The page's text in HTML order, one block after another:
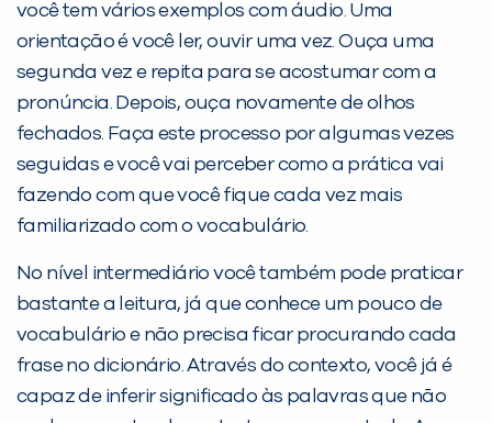
você tem vários exemplos com áudio. Uma
orientação é você ler, ouvir uma vez. Ouça uma
segunda vez e repita para se acostumar com a
pronúncia. Depois, ouça novamente de olhos
fechados. Faça este processo por algumas vezes
seguidas e você vai perceber como a prática vai
fazendo com que você fique cada vez mais
familiarizado com o vocabulário.
No nível intermediário você também pode praticar
bastante a leitura, já que conhece um pouco de
vocabulário e não precisa ficar procurando cada
frase no dicionário. Através do contexto, você já é
capaz de inferir significado às palavras que não